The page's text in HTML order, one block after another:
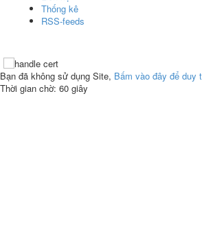
Thống kê
RSS-feeds
Bạn đã không sử dụng Site, Bấm vào đây để duy
Thời gian chờ: 60 giây